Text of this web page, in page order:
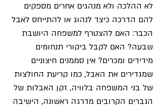
לא ההלכה ולא מנהגים אחרים מספקים
להם הדרכה כיצד לנהוג או להתייחס לאבל
הכבר: האם להצטרף למשפחה היושבת
שבעה? האם לקבל ביקורי תנחומים
מידידים ומכרים? אין סממנים חיצוניים
שמגדירים את האבל, כמו קריעת החולצות
של בני המשפחה בלוויה, זקן האבלות של
הגברים הקרובים מדרגה ראשונה, הישיבה